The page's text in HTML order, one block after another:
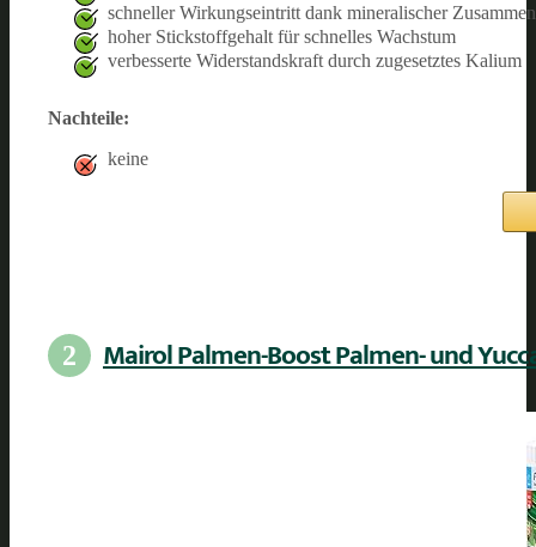
schneller Wirkungseintritt dank mineralischer
hoher Stickstoffgehalt für schnelles Wachstum
verbesserte Widerstandskraft durch zugesetztes Kalium
Nachteile:
keine
2 Mairol Palmen-Boost Palmen- und